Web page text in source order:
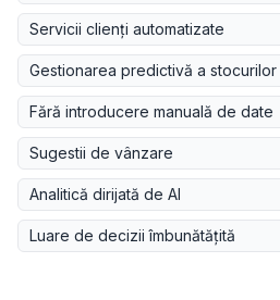
Servicii clienți automatizate
Gestionarea predictivă a stocurilor
Fără introducere manuală de date
Sugestii de vânzare
Analitică dirijată de AI
Luare de decizii îmbunătățită